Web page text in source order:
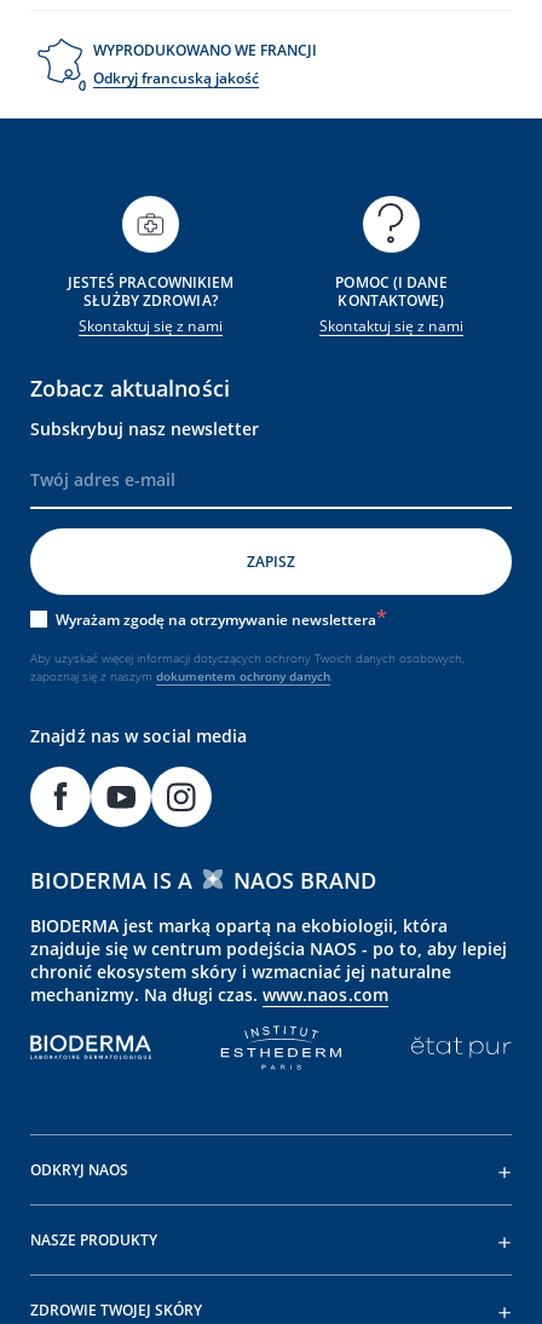
WYPRODUKOWANO WE FRANCJI
Odkryj francuską jakość
JESTEŚ PRACOWNIKIEM
SŁUŻBY ZDROWIA?
Skontaktuj się z nami
POMOC (I DANE
KONTAKTOWE)
Skontaktuj się z nami
Zobacz aktualności
Subskrybuj nasz newsletter
Wyrażam zgodę na otrzymywanie newslettera
Aby uzyskać więcej informacji dotyczących ochrony Twoich danych osobowych,
zapoznaj się z naszym dokumentem ochrony danych
Znajdź nas w social media
BIODERMA IS A NAOS BRAND
BIODERMA jest marką opartą na ekobiologii, która
znajduje się w centrum podejścia NAOS - po to, aby lepiej
chronić ekosystem skóry i wzmacniać jej naturalne
mechanizmy. Na długi czas. www.naos.com
ODKRYJ NAOS
NASZE PRODUKTY
ZDROWIE TWOJEJ SKÓRY